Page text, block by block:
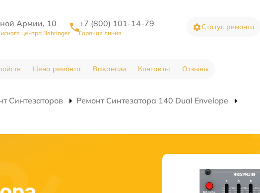
Армии, 10
центра Behringer
+7 (800) 101-14-79
Горячая линия
Статус ремонта
Цена ремонта Вакансии Контакты Отзывы
Синтезаторов
Ремонт Синтезатора 140 Dual Envelope